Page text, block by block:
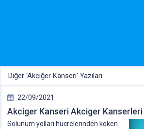
22/09/2021
Akciger Kanseri Akciger Kanserleri
Solunum yollari hücrelerinden köken